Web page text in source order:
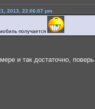
2013, 22:06:07 pm
получается
и так достаточно, поверь.